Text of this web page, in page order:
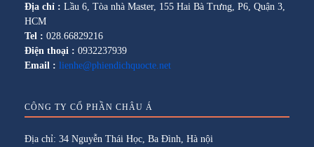
Địa chỉ : Lầu 6, Tòa nhà Master, 155 Hai Bà Trưng, P6, Quận 3,
HCM
Tel : 028.66829216
Điện thoại : 0932237939
Email : lienhe@phiendichquocte.net
CÔNG TY CỔ PHẦN CHÂU Á
Địa chỉ: 34 Nguyễn Thái Học, Ba Đình, Hà nội